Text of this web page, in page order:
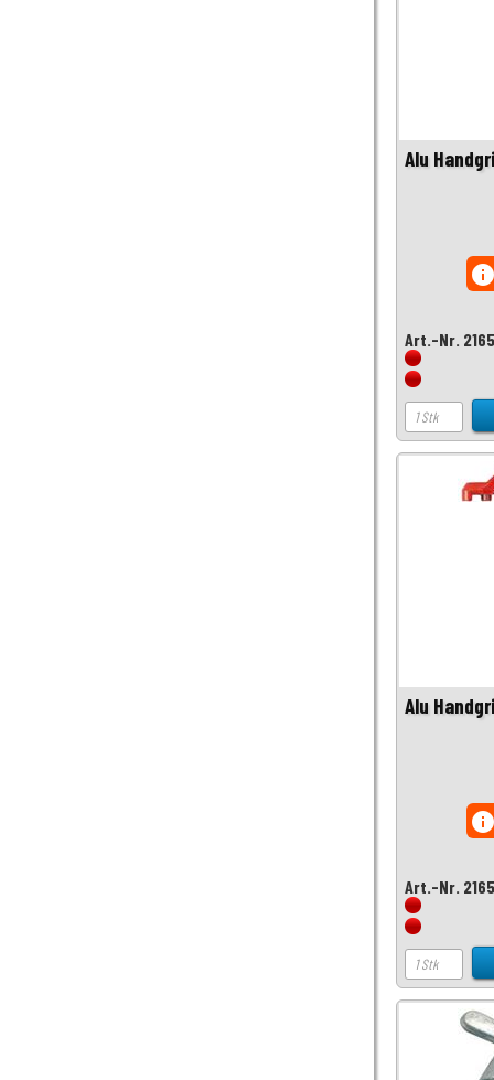
Alu
Art.-Nr.
Alu
Art.-Nr.